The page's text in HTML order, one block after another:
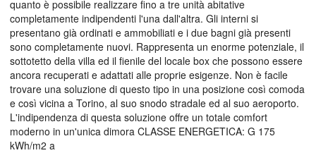
quanto è possibile realizzare fino a tre unità abitative
completamente indipendenti l'una dall'altra. Gli interni si
presentano già ordinati e ammobiliati e i due bagni già presenti
sono completamente nuovi. Rappresenta un enorme potenziale, il
sottotetto della villa ed il fienile del locale box che possono essere
ancora recuperati e adattati alle proprie esigenze. Non è facile
trovare una soluzione di questo tipo in una posizione così comoda
e così vicina a Torino, al suo snodo stradale ed al suo aeroporto.
L'indipendenza di questa soluzione offre un totale comfort
moderno in un'unica dimora CLASSE ENERGETICA: G 175
kWh/m2 a